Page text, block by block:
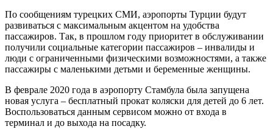
По сообщениям турецких СМИ, аэропорты Турции будут
развиваться с максимальным акцентом на удобства
пассажиров. Так, в прошлом году приоритет в обслуживании
получили социальные категории пассажиров – инвалиды и
люди с ограниченными физическими возможностями, а также
пассажиры с маленькими детьми и беременные женщины.
В феврале 2020 года в аэропорту Стамбула была запущена
новая услуга – бесплатный прокат коляски для детей до 6 лет.
Воспользоваться данным сервисом можно от входа в
терминал и до выхода на посадку.